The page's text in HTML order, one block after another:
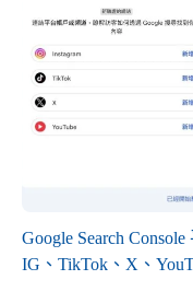
Google Search
IG、TikTok、X、